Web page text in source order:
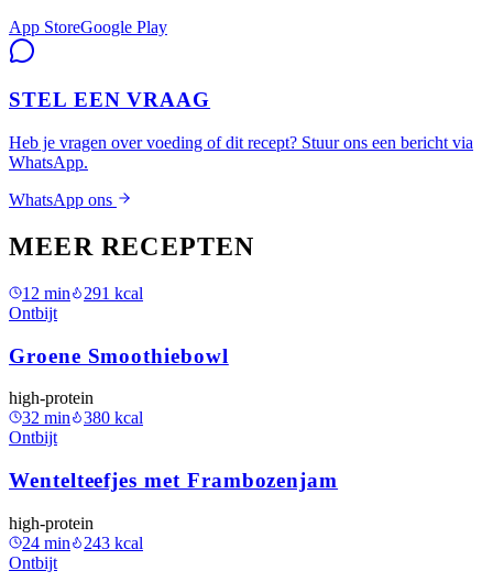
App StoreGoogle Play
STEL EEN VRAAG
Heb je vragen over voeding of dit recept? Stuur ons een bericht via
WhatsApp.
WhatsApp ons
MEER RECEPTEN
12 min 291 kcal
Ontbijt
Groene Smoothiebowl
high-protein
32 min 380 kcal
Ontbijt
Wentelteefjes met Frambozenjam
high-protein
24 min 243 kcal
Ontbijt